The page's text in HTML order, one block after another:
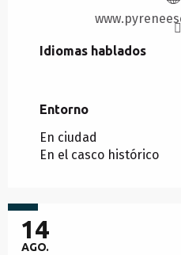
Idiomas hablados
Idiomas hablados
Entorno
Entorno
En ciudad
En el casco histórico
14
AGO.